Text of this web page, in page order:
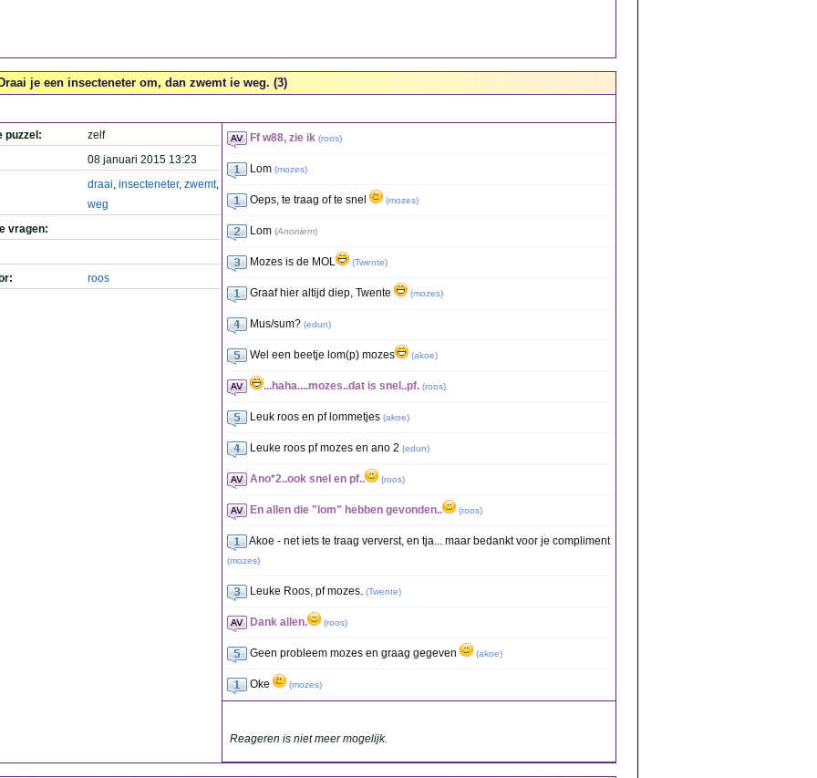
je een insecteneter om, dan zwemt ie weg. (3)
puzzel:
zelf
08 januari 2015 13:23
draai, insecteneter, zwemt,
weg
vragen:
roos
Ff w88, zie ik (roos)
Lom (mozes)
Oeps, te traag of te snel (mozes)
Lom (Anoniem)
Mozes is de MOL (Twente)
Graaf hier altijd diep, Twente (mozes)
Mus/sum? (edun)
Wel een beetje lom(p) mozes (akoe)
...haha....mozes..dat is snel..pf. (roos)
Leuk roos en pf lommetjes (akoe)
Leuke roos pf mozes en ano 2 (edun)
Ano*2..ook snel en pf.. (roos)
En allen die "lom" hebben gevonden.. (roos)
Akoe - net iets te traag ververst, en tja... maar bedankt voor je compliment
(mozes)
Leuke Roos, pf mozes. (Twente)
Dank allen. (roos)
Geen probleem mozes en graag gegeven (akoe)
Oke (mozes)
Reageren is niet meer mogelijk.